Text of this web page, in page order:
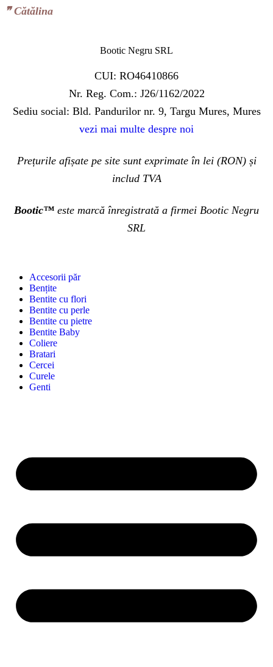
❞‬ Cătălina
Bootic Negru SRL
CUI: RO46410866
Nr. Reg. Com.: J26/1162/2022
Sediu social: Bld. Pandurilor nr. 9, Targu Mures, Mures
vezi mai multe despre noi
Prețurile afișate pe site sunt exprimate în lei (RON) și
includ TVA
Bootic™ este marcă înregistrată a firmei Bootic Negru
SRL
Accesorii păr
Bențite
Bentite cu flori
Bentite cu perle
Bentite cu pietre
Bentite Baby
Coliere
Bratari
Cercei
Curele
Genti